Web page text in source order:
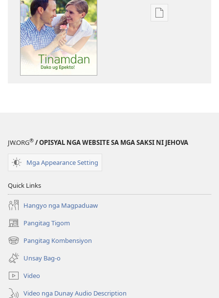
Opsiyon
JW.ORG® / OPISYAL NGA WEBSITE SA MGA SAKSI NI JEHOVA
Mga Appearance Setting
Quick Links
Hangyo nga Magpaduaw
Pangitag Tigom
(mo-
open
ug
bag-
ong
window)
Pangitag Kombensiyon
(mo-
open
ug
bag-
ong
window)
Unsay Bag-o
Video
Video nga Dunay Audio Description